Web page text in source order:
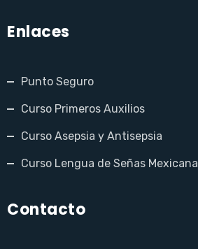
Enlaces
Punto Seguro
Curso Primeros Auxilios
Curso Asepsia y Antisepsia
Curso Lengua de Señas Mexicana
Contacto